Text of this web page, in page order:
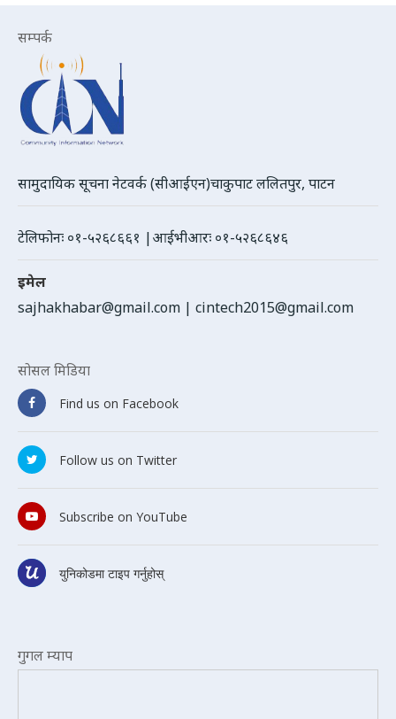
सम्पर्क
सामुदायिक सूचना नेटवर्क (सीआईएन)चाकुपाट ललितपुर, पाटन
टेलिफोनः ०१-५२६८६६१ |आईभीआरः ०१-५२६८६४६
इमेल
sajhakhabar@gmail.com | cintech2015@gmail.com
सोसल मिडिया
Find us on Facebook
Follow us on Twitter
Subscribe on YouTube
युनिकोडमा टाइप गर्नुहोस्
गुगल म्याप